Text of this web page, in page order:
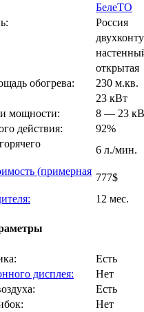
БелеТО
Россия
открытая
обогрева:
230 м.кв.
23 кВт
мощности:
8 — 23
действия:
92%
6 л./мин.
(примерная
777$
12 мес.
Есть
дисплея:
Нет
Есть
Нет